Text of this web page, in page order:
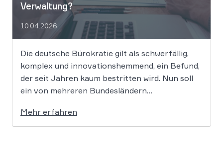
Verwaltung?
10.04.2026
Die deutsche Bürokratie gilt als schwerfällig,
komplex und innovationshemmend, ein Befund,
der seit Jahren kaum bestritten wird. Nun soll
ein von mehreren Bundesländern
schaffen. Der Ansatz ist ambitioniert:
Unternehmensgründungen sollen künftig
Mehr erfahren